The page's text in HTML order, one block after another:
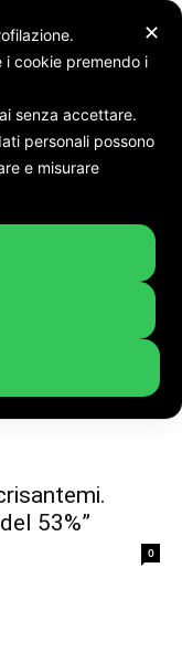
53%”
0
✕
i cookie premendo i
senza accettare.
personali possono
e misurare